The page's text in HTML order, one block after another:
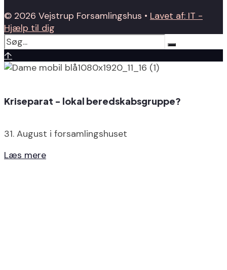
© 2026 Vejstrup Forsamlingshus • Lavet af: IT -
Hjælp til dig
↑
Kriseparat - lokal beredskabsgruppe?
31. August i forsamlingshuset
Læs mere